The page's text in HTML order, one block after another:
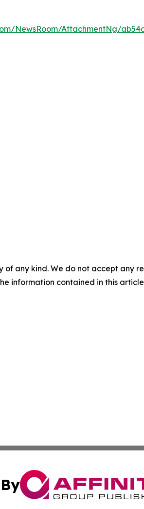
NewsRoom/AttachmentNg/
of any kind. We do not accept any
information contained in this